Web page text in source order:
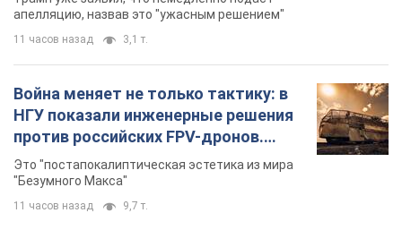
долларов
апелляцию, назвав это "ужасным решением"
11 часов назад 3,1 т.
Война меняет не только тактику: в
НГУ показали инженерные решения
против российских FPV-дронов.
Фото
Это "постапокалиптическая эстетика из мира
"Безумного Макса"
11 часов назад 9,7 т.